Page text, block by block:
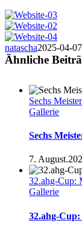
natascha2025-04-
Ähnliche
Sechs
Gallerie
Sechs
7.
32.ahg-Cup:
Gallerie
32.ahg-Cup: